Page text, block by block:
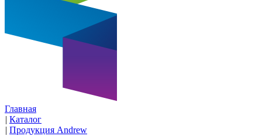
Главная
| Каталог
| Продукция Andrew